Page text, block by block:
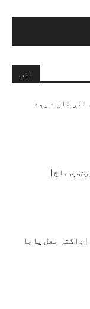
ادب
غني خان د يوه
جاج |
ډاکتر لعل پاچا